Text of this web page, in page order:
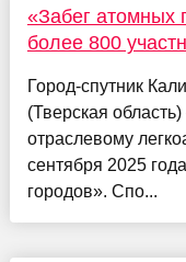
«Забег атомных
более 800
Город-спутник
(Тверская
отраслевому
сентября 2025
городов». Спо...